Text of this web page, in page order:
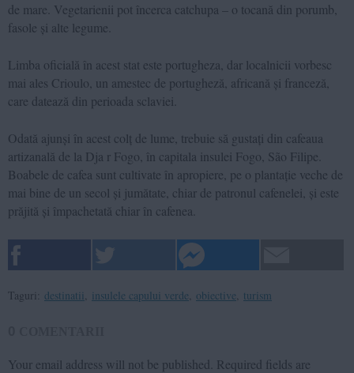
de mare. Vegetarienii pot încerca catchupa – o tocană din porumb,
fasole și alte legume.
Limba oficială în acest stat este portugheza, dar localnicii vorbesc
mai ales Crioulo, un amestec de portugheză, africană și franceză,
care datează din perioada sclaviei.
Odată ajunși în acest colț de lume, trebuie să gustați din cafeaua
artizanală de la Dja r Fogo, în capitala insulei Fogo, São Filipe.
Boabele de cafea sunt cultivate în apropiere, pe o plantație veche de
mai bine de un secol și jumătate, chiar de patronul cafenelei, și este
prăjită și împachetată chiar în cafenea.
Taguri: destinatii, insulele capului verde, obiective, turism
Your email address will not be published. Required fields are